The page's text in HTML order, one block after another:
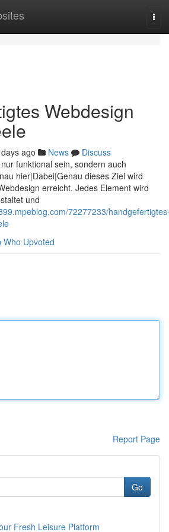
Webdesign
ago News
Discuss
funktional sein, sondern auch
hier|Dabei|Genau dieses Ziel wird
erreicht. Jedes Element wird
und
72277233/
Who Upvoted
Report Page
Go
Fresh Leisure Platform